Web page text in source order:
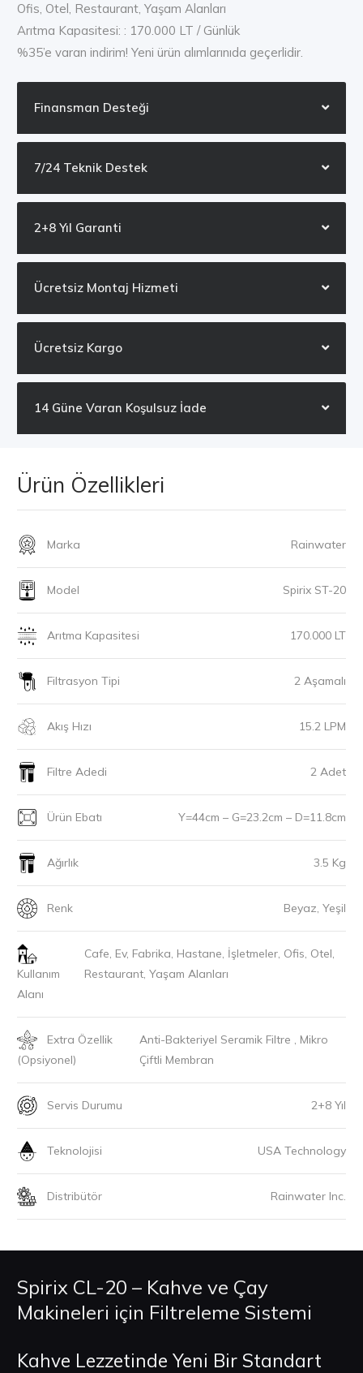
Ofis, Otel, Restaurant, Yaşam Alanları
Arıtma Kapasitesi: : 170.000 LT / Günlük
%35’e varan indirim! Yeni ürün alımlarınıda geçerlidir.
Finansman Desteği
7/24 Teknik Destek
2+8 Yıl Garanti
Ücretsiz Montaj Hizmeti
Ücretsiz Kargo
14 Güne Varan Koşulsuz İade
Ürün Özellikleri
Marka Rainwater
Model Spirix ST-20
Arıtma Kapasitesi 170.000 LT
Filtrasyon Tipi 2 Aşamalı
Akış Hızı 15.2 LPM
Filtre Adedi 2 Adet
Ürün Ebatı Y=44cm – G=23.2cm – D=11.8cm
Ağırlık 3.5 Kg
Renk Beyaz, Yeşil
Kullanım
Alanı
Cafe, Ev, Fabrika, Hastane, İşletmeler, Ofis, Otel,
Restaurant, Yaşam Alanları
Extra Özellik
(Opsiyonel)
Anti-Bakteriyel Seramik Filtre , Mikro
Çiftli Membran
Servis Durumu 2+8 Yıl
Teknolojisi USA Technology
Distribütör Rainwater Inc.
Spirix CL-20 – Kahve ve Çay
Makineleri için Filtreleme Sistemi
Kahve Lezzetinde Yeni Bir Standart